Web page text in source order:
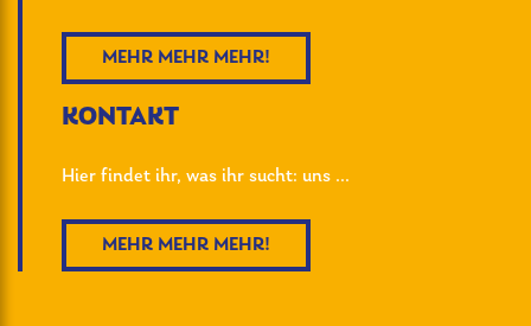
MEHR MEHR MEHR!
KONTAKT
Hier findet ihr, was ihr sucht: uns ...
MEHR MEHR MEHR!